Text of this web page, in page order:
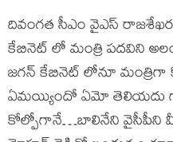
దివంగత సీఎం వైఎస్
కేబినెట్ లో మంత్రి పదవిని
జగన్ కేబినెట్ లోనూ
ఏమయ్యిందో ఏమో తెలియదు
కోల్పోగానే…బాలినేని వైసీపీని